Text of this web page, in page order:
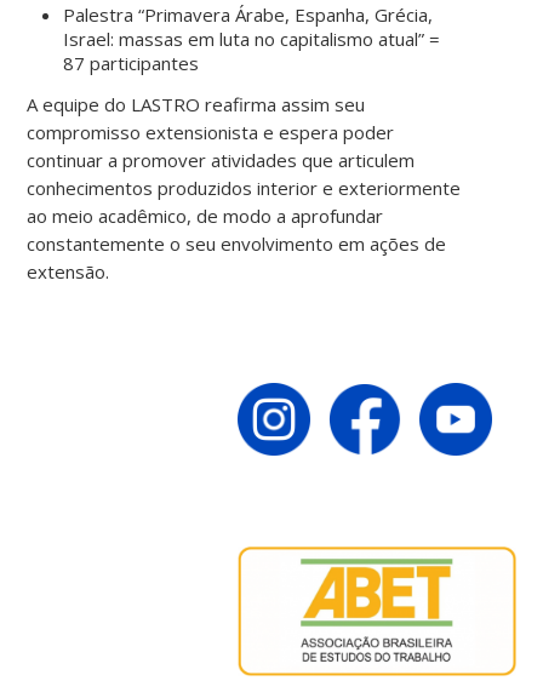
Palestra “Primavera Árabe, Espanha, Grécia,
Israel: massas em luta no capitalismo atual” =
87 participantes
A equipe do LASTRO reafirma assim seu
compromisso extensionista e espera poder
continuar a promover atividades que articulem
conhecimentos produzidos interior e exteriormente
ao meio acadêmico, de modo a aprofundar
constantemente o seu envolvimento em ações de
extensão.